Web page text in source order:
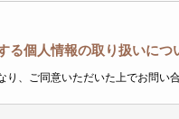
る個人情報の取り扱いにつ
り、ご同意いただいた上でお問い